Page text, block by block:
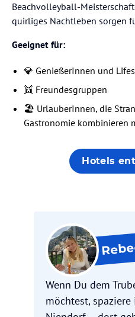
Beachvolleyball-
quirliges Nachtleben sorgen
Geeignet für:
💎 GenießerInnen und
👯 Freundesgruppen
🏖️ UrlauberInnen, die
Gastronomie kombinieren
Hotels
Wenn Du dem
möchtest,